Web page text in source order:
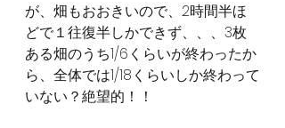
が、畑もおおきいので、2時間半ほ
どで１往復半しかできず、、、3枚
ある畑のうち1/6くらいが終わったか
ら、全体では1/18くらいしか終わって
いない？絶望的！！